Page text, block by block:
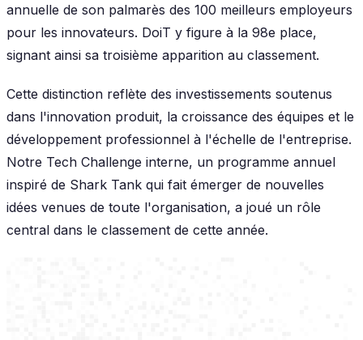
annuelle de son palmarès des 100 meilleurs employeurs
pour les innovateurs. DoiT y figure à la 98e place,
signant ainsi sa troisième apparition au classement.
Cette distinction reflète des investissements soutenus
dans l'innovation produit, la croissance des équipes et le
développement professionnel à l'échelle de l'entreprise.
Notre Tech Challenge interne, un programme annuel
inspiré de Shark Tank qui fait émerger de nouvelles
idées venues de toute l'organisation, a joué un rôle
central dans le classement de cette année.